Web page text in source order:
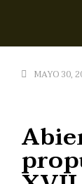
MAYO 30,